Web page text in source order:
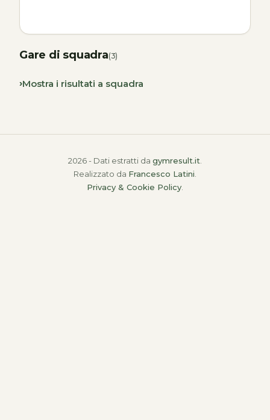
Gare di squadra(3)
Mostra i risultati a squadra
2026 - Dati estratti da gymresult.it
Realizzato da Francesco Latini
Privacy & Cookie Policy